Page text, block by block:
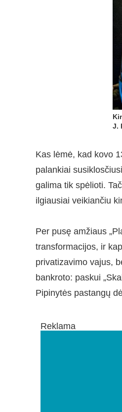
J.
Kas lėmė, kad kovo
palankiai
galima tik spėlioti.
ilgiausiai veikiančiu
Per pusę amžiaus
transformacijos, ir
privatizavimo vajus,
bankroto: paskui
Pipinytės pastangų
Reklama